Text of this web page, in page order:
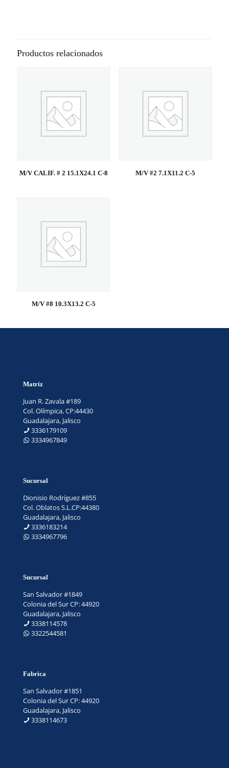
Productos relacionados
M/V CALIF. # 2 15.1X24.1 C-8 M/V #2 7.1X11.2 C-5
M/V #8 10.3X13.2 C-5
Matríz
Juan R. Zavala #189
Col. Olímpica, CP:44430
Guadalajara, Jalisco
3336179109
3334967849
Sucursal
Dionisio Rodríguez #855
Col. Oblatos S.L.CP:44380
Guadalajara, Jalisco
3336183214
3334967796
Sucursal
San Salvador #1849
Colonia del Sur CP: 44920
Guadalajara, Jalisco
3338114578
3322544581
Fabrica
San Salvador #1851
Colonia del Sur CP: 44920
Guadalajara, Jalisco
3338114673